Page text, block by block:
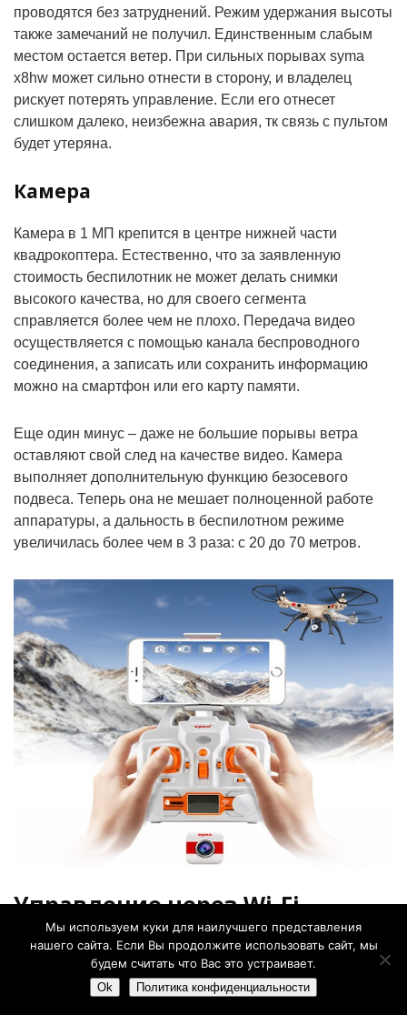
проводятся без затруднений. Режим удержания высоты
также замечаний не получил. Единственным слабым
местом остается ветер. При сильных порывах syma
x8hw может сильно отнести в сторону, и владелец
рискует потерять управление. Если его отнесет
слишком далеко, неизбежна авария, тк связь с пультом
будет утеряна.
Камера
Камера в 1 МП крепится в центре нижней части
квадрокоптера. Естественно, что за заявленную
стоимость беспилотник не может делать снимки
высокого качества, но для своего сегмента
справляется более чем не плохо. Передача видео
осуществляется с помощью канала беспроводного
соединения, а записать или сохранить информацию
можно на смартфон или его карту памяти.
Еще один минус – даже не большие порывы ветра
оставляют свой след на качестве видео. Камера
выполняет дополнительную функцию безосевого
подвеса. Теперь она не мешает полноценной работе
аппаратуры, а дальность в беспилотном режиме
увеличилась более чем в 3 раза: с 20 до 70 метров.
Управление через Wi-Fi
На коробке, в которой поставляется товар,
присутствуют QR-коды, при помощи которых
пользователь имеет возможность просто и быстро
Мы используем куки для наилучшего представления
нашего сайта. Если Вы продолжите использовать сайт, мы
будем считать что Вас это устраивает.
Ok Политика конфиденциальности